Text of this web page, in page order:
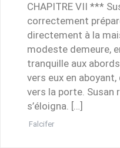
CHAPITRE VII ***
correctement
directement à la
modeste demeure,
tranquille aux
vers eux en
vers la porte. Susan
s’éloigna. […]
Falcifer